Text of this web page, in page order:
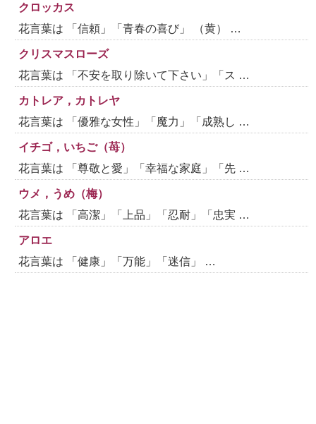
クロッカス
花言葉は 「信頼」「青春の喜び」 （黄） …
クリスマスローズ
花言葉は 「不安を取り除いて下さい」「ス …
カトレア，カトレヤ
花言葉は 「優雅な女性」「魔力」「成熟し …
イチゴ，いちご（苺）
花言葉は 「尊敬と愛」「幸福な家庭」「先 …
ウメ，うめ（梅）
花言葉は 「高潔」「上品」「忍耐」「忠実 …
アロエ
花言葉は 「健康」「万能」「迷信」 …